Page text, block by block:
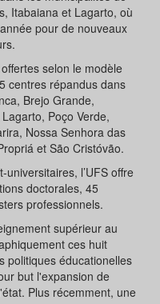
Itabaiana et Lagarto, où
pour de nouveaux
selon le modèle
centres répandus dans
Brejo Grande,
Poço Verde,
Nossa Senhora das
et São Cristóvão.
l’UFS offre
doctorales, 45
professionnels.
supérieur au
ces huit
politiques éducationelles
but l'expansion de
Plus récemment, une